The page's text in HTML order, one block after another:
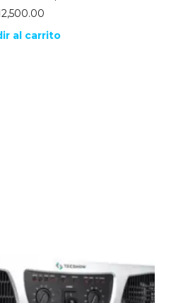
al carrito